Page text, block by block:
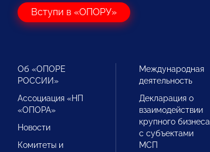
Вступи в «ОПОРУ»
Об «ОПОРЕ
РОССИИ»
Ассоциация «НП
«ОПОРА»
Новости
Комитеты и
Международная
деятельность
Декларация о
взаимодействии
крупного бизнеса
с субъектами
МСП